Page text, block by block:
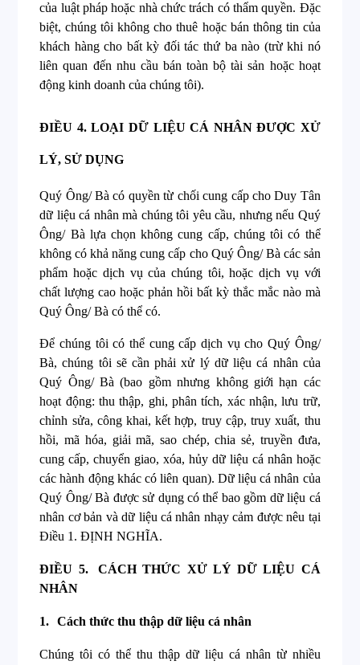
của luật pháp hoặc nhà chức trách có thẩm quyền. Đặc
biệt, chúng tôi không cho thuê hoặc bán thông tin của
khách hàng cho bất kỳ đối tác thứ ba nào (trừ khi nó
liên quan đến nhu cầu bán toàn bộ tài sản hoặc hoạt
động kinh doanh của chúng tôi).
ĐIỀU 4.LOẠI DỮ LIỆU CÁ NHÂN ĐƯỢC XỬ
LÝ, SỬ DỤNG
Quý Ông/ Bà có quyền từ chối cung cấp cho Duy Tân
dữ liệu cá nhân mà chúng tôi yêu cầu, nhưng nếu Quý
Ông/ Bà lựa chọn không cung cấp, chúng tôi có thể
không có khả năng cung cấp cho Quý Ông/ Bà các sản
phẩm hoặc dịch vụ của chúng tôi, hoặc dịch vụ với
chất lượng cao hoặc phản hồi bất kỳ thắc mắc nào mà
Quý Ông/ Bà có thể có.
Để chúng tôi có thể cung cấp dịch vụ cho Quý Ông/
Bà, chúng tôi sẽ cần phải xử lý dữ liệu cá nhân của
Quý Ông/ Bà (bao gồm nhưng không giới hạn các
hoạt động: thu thập, ghi, phân tích, xác nhận, lưu trữ,
chỉnh sửa, công khai, kết hợp, truy cập, truy xuất, thu
hồi, mã hóa, giải mã, sao chép, chia sẻ, truyền đưa,
cung cấp, chuyển giao, xóa, hủy dữ liệu cá nhân hoặc
các hành động khác có liên quan). Dữ liệu cá nhân của
Quý Ông/ Bà được sử dụng có thể bao gồm dữ liệu cá
nhân cơ bản và dữ liệu cá nhân nhạy cảm được nêu tại
Điều 1. ĐỊNH NGHĨA.
ĐIỀU 5.
CÁCH THỨC XỬ LÝ DỮ LIỆU CÁ
NHÂN
1. Cách thức thu thập dữ liệu cá nhân
Chúng tôi có thể thu thập dữ liệu cá nhân từ nhiều